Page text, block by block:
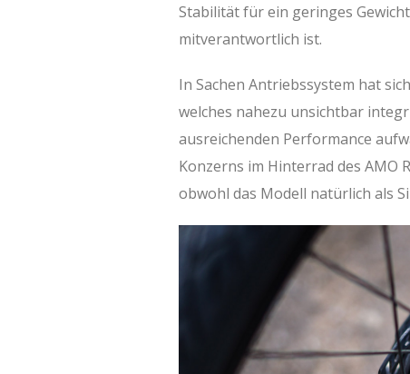
Stabilität für ein geringes
mitverantwortlich ist.
In Sachen Antriebssystem hat
welches nahezu unsichtbar
ausreichenden Performance
Konzerns im Hinterrad des AMO
obwohl das Modell natürlich als